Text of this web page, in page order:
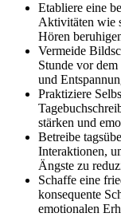
Etabliere eine
Aktivitäten wie
Hören
Vermeide
Stunde vor
und
Praktiziere
stärken und
Betreibe
Interaktionen,
Ängste zu
Schaffe eine
konsequente
emotionalen